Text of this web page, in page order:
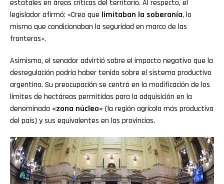
estatales en áreas críticas del territorio. Al respecto, el
legislador afirmó: «Creo que limitaban la soberanía, lo
mismo que condicionaban la seguridad en marco de las
fronteras».
Asimismo, el senador advirtió sobre el impacto negativo que la
desregulación podría haber tenido sobre el sistema productivo
argentino. Su preocupación se centró en la modificación de los
límites de hectáreas permitidas para la adquisición en la
denominada «zona núcleo» (la región agrícola más productiva
del país) y sus equivalentes en las provincias.